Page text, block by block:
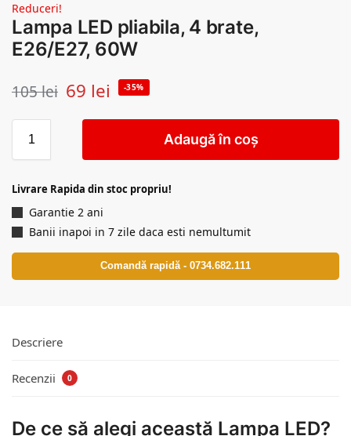
Reduceri!
Lampa LED pliabila, 4 brate,
E26/E27, 60W
105lei 69 lei -35%
Adaugă în coș
Livrare Rapida din stoc propriu!
Garantie 2 ani
Banii inapoi in 7 zile daca esti nemultumit
Comandă rapidă - 0734.682.111
Descriere
Recenzii 0
De ce să alegi această Lampa LED?